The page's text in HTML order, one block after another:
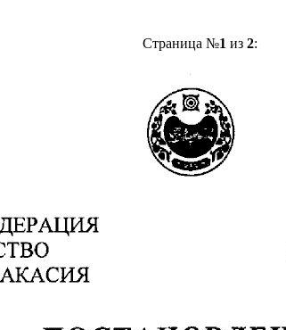
Страница №1 из 2: